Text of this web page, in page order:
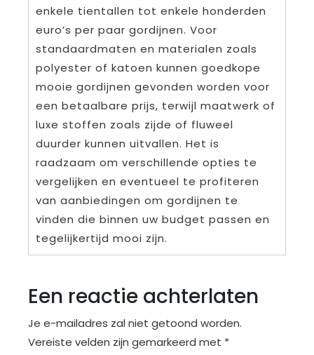
enkele tientallen tot enkele honderden
euro’s per paar gordijnen. Voor
standaardmaten en materialen zoals
polyester of katoen kunnen goedkope
mooie gordijnen gevonden worden voor
een betaalbare prijs, terwijl maatwerk of
luxe stoffen zoals zijde of fluweel
duurder kunnen uitvallen. Het is
raadzaam om verschillende opties te
vergelijken en eventueel te profiteren
van aanbiedingen om gordijnen te
vinden die binnen uw budget passen en
tegelijkertijd mooi zijn.
Een reactie achterlaten
Je e-mailadres zal niet getoond worden.
Vereiste velden zijn gemarkeerd met *